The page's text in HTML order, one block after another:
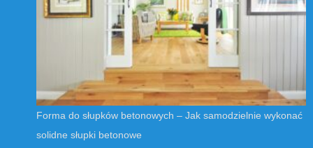
Forma do słupków betonowych – Jak samodzielnie wykonać
solidne słupki betonowe